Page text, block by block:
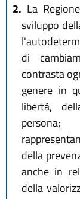
2. La
sviluppo
di
contrasta
genere in
libertà,
della
anche in
della